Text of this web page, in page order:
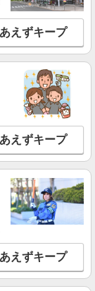
当） ＊時間外手
ず、固定残業代
時間外労働は法
残業代の金額は月
り 2ヶ月 ※経験・
東京都 中央区
クエア2階
販売スタッフ
固定残業代:
当） ＊時間外手
ず、固定残業代
る時間外労働は法
業代の金額は月
り 2ヶ月 ※経験・
店 東京都 中央区
クエア2階
を見る
）
ok／髪型自由
えずキープ
えずキープ
岩槻区・久喜市・
えずキープ